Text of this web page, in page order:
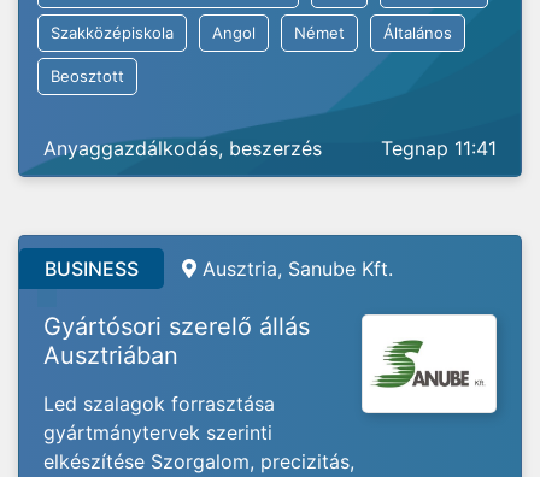
Szakközépiskola Angol Német Általános
Beosztott
Anyaggazdálkodás, beszerzés Tegnap 11:41
BUSINESS Ausztria, Sanube Kft.
Gyártósori szerelő állás
Ausztriában
Led szalagok forrasztása
gyártmánytervek szerinti
elkészítése Szorgalom, precizitás,